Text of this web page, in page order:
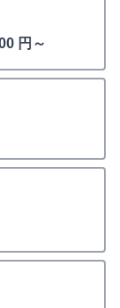
円～